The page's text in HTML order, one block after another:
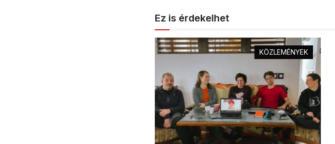
Ez is érdekelhet
KÖZLEMÉNYEK